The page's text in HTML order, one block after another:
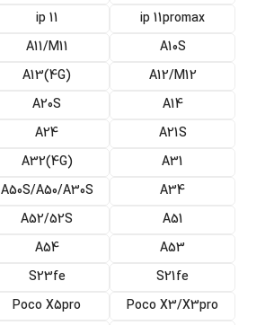
ip 11promax
ip 11
A10S
A11/M11
A12/M12
(A13(4G
A14
A20S
A21S
A24
A31
(A32(4G
A34
A50S/A50/A30S
A51
A52/52S
A53
A54
S21fe
S23fe
Poco X3/X3pro
Poco X5pro